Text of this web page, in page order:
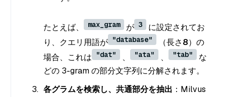
たとえば、 max_gram が 3
に設定されてお
り、クエリ用語が "database" （長さ8）の
場合、これは
"dat" 、 "ata" 、 "tab"
な
どの 3-gram の部分文字列に分解されます。
各グラムを検索し、共通部分を抽出 ：Milvus